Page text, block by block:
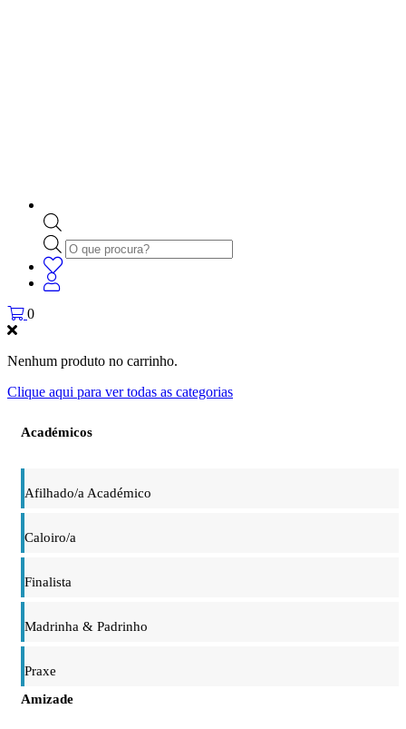
Products
search
0
Nenhum produto no carrinho.
Clique aqui para ver todas as categorias
Académicos
Afilhado/a Académico
Caloiro/a
Finalista
Madrinha & Padrinho
Praxe
Amizade